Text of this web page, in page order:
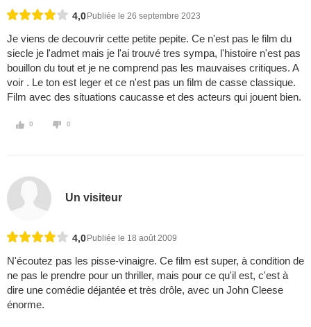
4,0 Publiée le 26 septembre 2023
Je viens de decouvrir cette petite pepite. Ce n'est pas le film du
siecle je l'admet mais je l'ai trouvé tres sympa, l'histoire n'est pas
bouillon du tout et je ne comprend pas les mauvaises critiques. A
voir . Le ton est leger et ce n'est pas un film de casse classique.
Film avec des situations caucasse et des acteurs qui jouent bien.
0 0
Un visiteur
4,0 Publiée le 18 août 2009
N'écoutez pas les pisse-vinaigre. Ce film est super, à condition de
ne pas le prendre pour un thriller, mais pour ce qu'il est, c'est à
dire une comédie déjantée et très drôle, avec un John Cleese
énorme.